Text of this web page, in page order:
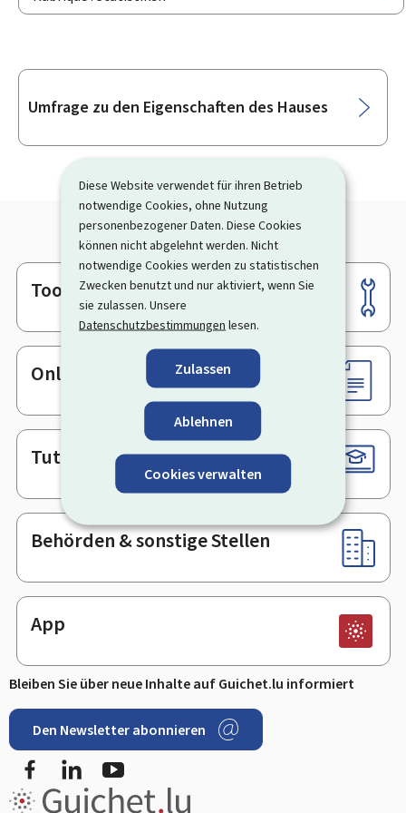
Diese Website verwendet für ihren Betrieb
notwendige Cookies, ohne Nutzung
personenbezogener Daten. Diese Cookies
können nicht abgelehnt werden. Nicht
notwendige Cookies werden zu statistischen
Zwecken benutzt und nur aktiviert, wenn Sie
sie zulassen. Unsere
Datenschutzbestimmungen lesen.
Zulassen
Ablehnen
Cookies verwalten
Unterrubriken
Umfrage zu den Eigenschaften des Hauses
Footer
Tools
Online-Dienste & Formulare
Tutorials
Behörden & sonstige Stellen
App
Bleiben Sie über neue Inhalte auf Guichet.lu informiert
Den Newsletter abonnieren
FacebookLinkedIn